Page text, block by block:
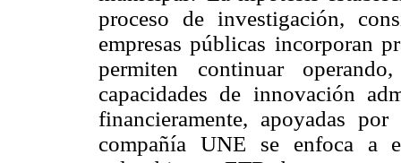
proceso de investigación,
empresas públicas incorporan
permiten continuar
capacidades de innovación
financieramente, apoyadas
compañía UNE se enfoca a